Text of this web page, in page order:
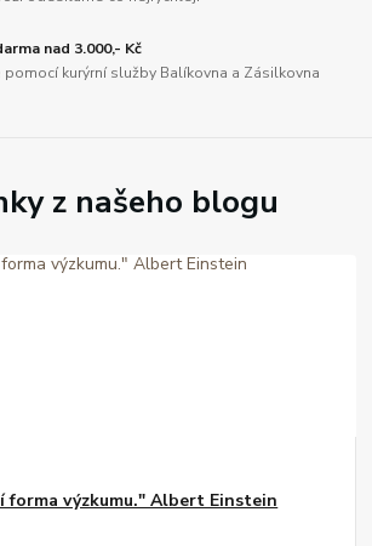
nad 3.000,- Kč
pomocí kurýrní služby Balíkovna a Zásilkovna
z našeho blogu
forma výzkumu." Albert Einstein